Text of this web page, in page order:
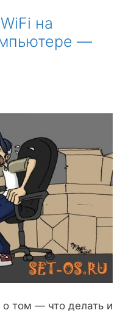
на
—
том — что делать и